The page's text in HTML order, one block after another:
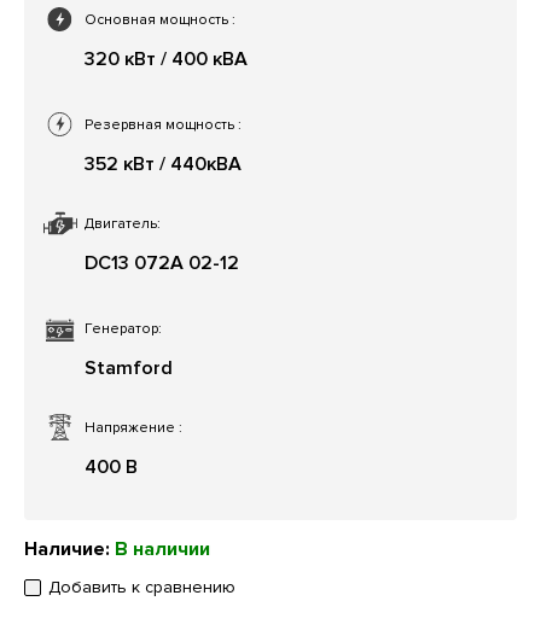
Основная мощность :
320 кВт / 400 кВА
Двигатель:
DС13 072A 02-12
Напряжение :
400 В
Резервная мощность :
352 кВт / 440кВА
Генератор:
Stamford
Наличие: В наличии
Добавить к сравнению